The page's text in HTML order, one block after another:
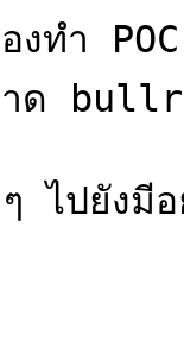
ทำ
าด
ไปยังมี